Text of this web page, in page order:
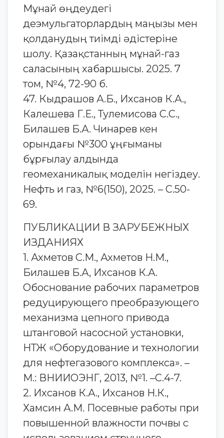
Мұнай өңдеудегі
деэмульгаторлардың маңызы мен
қолданудың тиімді әдістеріне
шолу. Қазақстанның мұнай-газ
саласының хабаршысы. 2025. 7
том, №4, 72-90 б.
47. Кыдрашов А.Б., Ихсанов К.А.,
Калешева Г.Е., Тулемисова С.С.,
Билашев Б.А. Чинарев кен
орындағы №300 ұңғыманы
бұрғылау алдында
геомеханикалық моделін негіздеу.
Нефть и газ, №6(150), 2025. – С.50-
69.
ПУБЛИКАЦИИ В ЗАРУБЕЖНЫХ
ИЗДАНИЯХ
1. Ахметов С.М., Ахметов Н.М.,
Билашев Б.А, Ихсанов К.А.
Обоснование рабочих параметров
редуцирующего преобразующего
механизма цепного привода
штанговой насосной установки,
НТЖ «Оборудование и технологии
для нефтегазового комплекса». –
М.: ВНИИОЭНГ, 2013, №1. –С.4-7.
2. Ихсанов К.А., Ихсанов Н.К.,
Хамсин А.М. Посевные работы при
повышенной влажности почвы с